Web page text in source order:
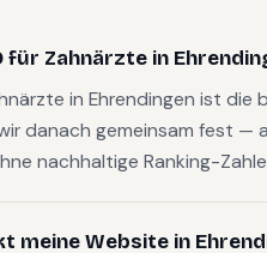
für Zahnärzte in
in Ehrendingen ist
danach gemeinsam fest
nachhaltige Ranking-
meine Website in